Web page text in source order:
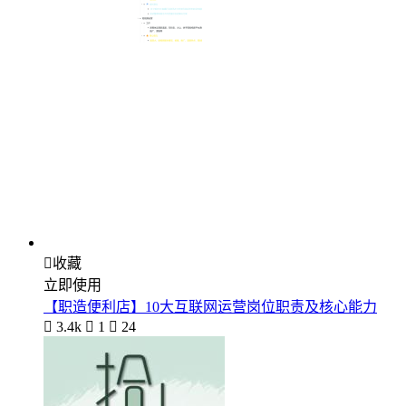
收藏
立即使用
【职造便利店】10大互联网运营岗位职责及核心能力
 3.4k  1  24